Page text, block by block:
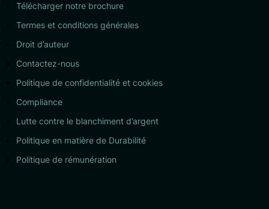
Télécharger notre brochure
Termes et conditions générales
Droit d’auteur
Contactez-nous
Politique de confidentialité et cookies
Compliance
Lutte contre le blanchiment d’argent
Politique en matière de Durabilité
Politique de rémunération